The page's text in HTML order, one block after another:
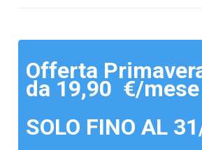
Offerta
da 19,90 €/mese
SOLO FINO AL